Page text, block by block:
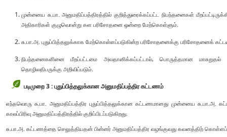
முன்னைய சு.பா. அனுமதிப்பத்திரத்தில் குறித்துரைக்கப்பட்ட நிபந்தனைகள்
அதிகாரிகள் குழுவொன்று கள பரிசோதனை ஒன்றை மேற்கொள்ளும்.
சு.பா.அ. புதுப்பித்தலுக்காக மேற்கொள்ளப்படுகின்ற பரிசோதனைக்கு பரிசோதனைக்
நிபந்தனைகளினை மீறப்பட்டமை அவதானிக்கப்பட்டால், பொருத்தமான மாசுறுதல்
தொழிலதிபருக்கு அறிவிப்படும்.
படிமுறை 3 : புதுப்பித்தலுக்கான அனுமதிப்பத்திர கட்டணம்
எந்தவொரு சு.பா. அனுமதிப்பத்திர புதுப்பித்தலுக்கான கட்டணமானது முன்னைய சு.பா.அ.
காலப்பிரிவு அனுமதிப்பத்திரத்தில் குறிப்பிடப்படுகிறது.
சு.பா.அ. கட்டணத்தை செலுத்தியதன் பின்னர் அனுமதிப்பத்திர வழங்குவது கவனத்திற்